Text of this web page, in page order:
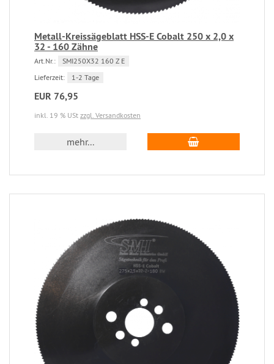
Metall-Kreissägeblatt HSS-E Cobalt 250 x 2,0 x
32 - 160 Zähne
Art.Nr.:
SMI250X32 160 Z E
Lieferzeit:
1-2 Tage
EUR 76,95
inkl. 19 % USt zzgl. Versandkosten
mehr...